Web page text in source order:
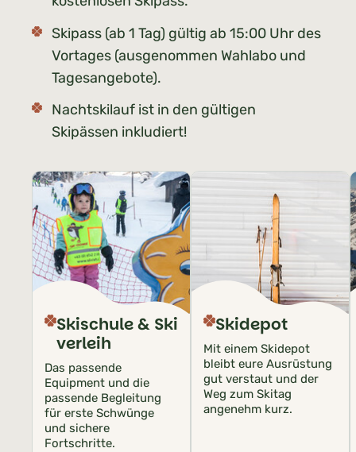
Skipass (ab 1 Tag) gültig ab 15:00 Uhr des
Vortages (ausgenommen Wahlabo und
Tagesangebote).
Nachtskilauf ist in den gültigen
Skipässen inkludiert!
Skischule & Ski
verleih
Das passende
Equipment und die
passende Begleitung
für erste Schwünge
und sichere
Fortschritte.
Skidepot
Mit einem Skidepot
bleibt eure Ausrüstung
gut verstaut und der
Weg zum Skitag
angenehm kurz.